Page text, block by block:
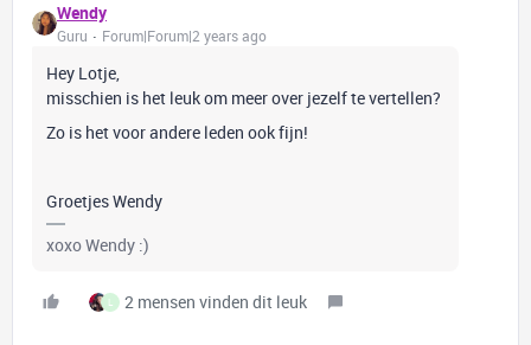
Wendy
Guru Forum|Forum|2 years ago
Hey Lotje,
misschien is het leuk om meer over jezelf te vertellen?
Zo is het voor andere leden ook fijn!
Groetjes Wendy
xoxo Wendy :)
L 2 mensen vinden dit leuk